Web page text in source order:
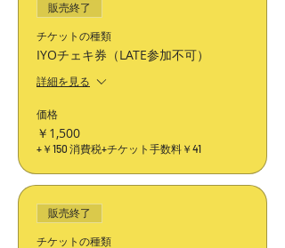
販売終了
チケットの種類
IYOチェキ券（LATE参加不可）
詳細を見る
価格
￥1,500
+￥150 消費税+チケット手数料￥41
販売終了
チケットの種類